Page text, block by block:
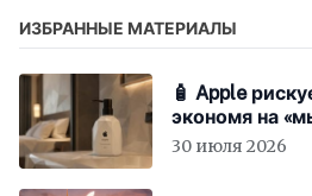
ИЗБРАННЫЕ МАТЕРИАЛЫ
🧴 Apple
экономя на
30 июля 2026